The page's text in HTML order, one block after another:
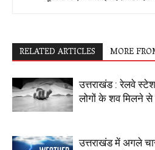
RELATED ARTICLES MORE
उत्तराखंड : रेलवे
लोगों के शव मिलने
उत्तराखंड में अगले